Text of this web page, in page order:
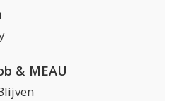
& MEAU